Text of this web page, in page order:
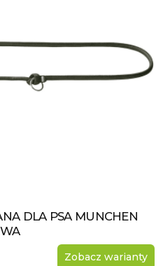
DLA PSA MUNCHEN
Zobacz warianty